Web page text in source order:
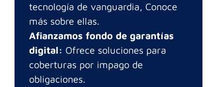
tecnología de vanguardia, Conoce
más sobre ellas.
Afianzamos fondo de garantías
digital: Ofrece soluciones para
coberturas por impago de
obligaciones.